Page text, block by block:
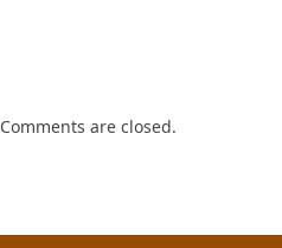
Comments are closed.